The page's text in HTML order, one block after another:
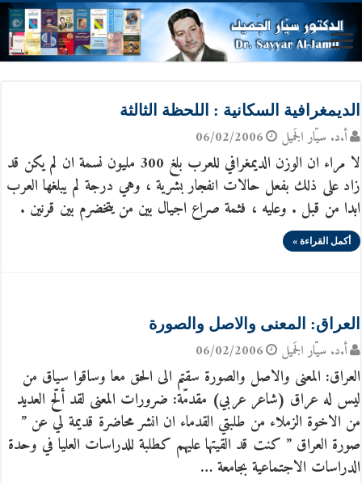
الديمغرافية السكانية : اللحظة الثالثة
أ.د. سيّار الجَميل 06/02/2006
لا مراء ان الوزن الديمغرافي للعرب بلغ 300 مليون نسمة ان لم يكن قد
زاد على ذلك بفعل حالات انفجار بشرية ، وهي درجة لم يبلغها العرب
ابدا من قبل . وعليه ، فثمة صراع اجيال بين من يتخضرم بين قرنين .
أكمل القراءة »
العراق: المعنى والاصل والصورة
أ.د. سيّار الجَميل 06/02/2006
العراق: المعنى والاصل والصورة سقتم الى الحق معا وساقوا سياق من
ليس له عراق (شاعر عربي) مقدمّة: ضرورات المعنى لقد ألّح العديد
من الاخوة الزملاء من طلبتي القدماء ان انشر محاضرة قديمة لي عن ”
صورة العراق ” كنت قد القيتها عليهم كطلبة للدراسات العليا في وحدة
الدراسات الاجتماعية بجامعة …